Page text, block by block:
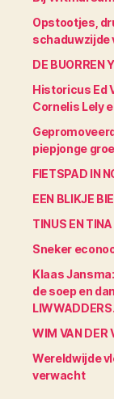
Opstootjes,
schaduwzijde
DE BUORREN
Historicus Ed
Cornelis Lely
piepjonge
FIETSPAD IN
EEN BLIKJE
TINUS EN
Sneker
Klaas
de soep en
WIM VAN DER
Wereldwijde
verwacht